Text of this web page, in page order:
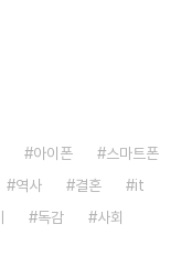
아이폰
스마트폰
역사 결혼
it
독감 사회